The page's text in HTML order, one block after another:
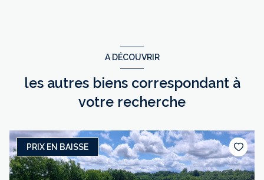
A DÉCOUVRIR
les autres biens correspondant à
votre recherche
PRIX EN BAISSE